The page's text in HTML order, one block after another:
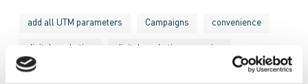
add all UTM parameters Campaigns convenience
digital marketing digital marketing campaign
Digital Marketing campaigns email marketing campaigns